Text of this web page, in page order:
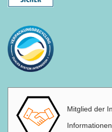
Mitglied der